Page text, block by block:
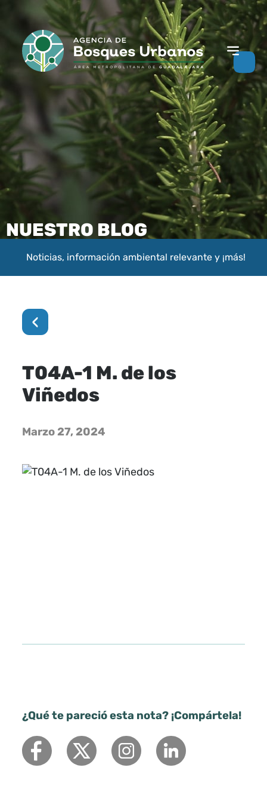
NUESTRO BLOG
Noticias, información ambiental relevante y ¡más!
‹
T04A-1 M. de los
Viñedos
Marzo 27, 2024
¿Qué te pareció esta nota? ¡Compártela!